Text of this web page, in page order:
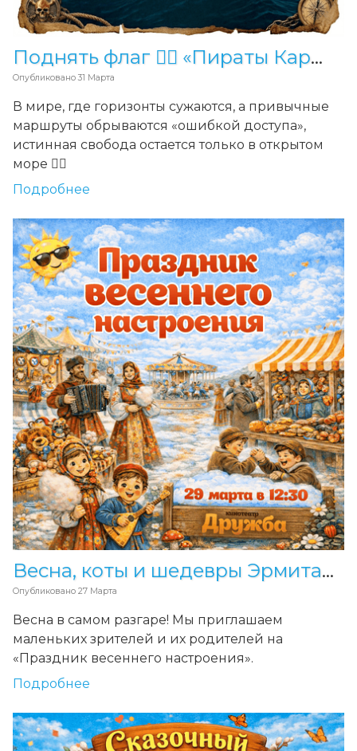
Поднять флаг 🏴‍☠️ «Пираты Карибского моря» возвращаются в «Смену»
Опубликовано 31 Марта
В мире, где горизонты сужаются, а привычные
маршруты обрываются «ошибкой доступа»,
истинная свобода остается только в открытом
море 🏴‍☠️
Подробнее
Весна, коты и шедевры Эрмитажа!
Опубликовано 27 Марта
Весна в самом разгаре! Мы приглашаем
маленьких зрителей и их родителей на
«Праздник весеннего настроения».
Подробнее